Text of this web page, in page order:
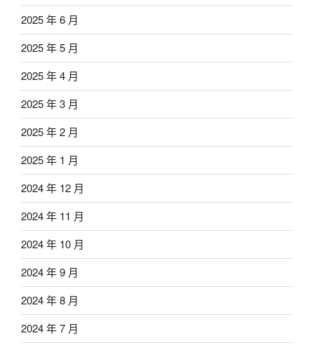
2025 年 6 月
2025 年 5 月
2025 年 4 月
2025 年 3 月
2025 年 2 月
2025 年 1 月
2024 年 12 月
2024 年 11 月
2024 年 10 月
2024 年 9 月
2024 年 8 月
2024 年 7 月